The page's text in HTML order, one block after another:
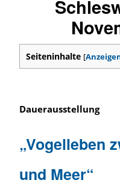
Seiteninhalte [
Dauerausstellung
„Vogelleben
und Meer“